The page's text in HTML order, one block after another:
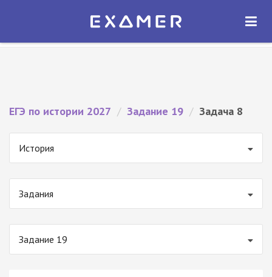
Экзамер — ЕГЭ 2027
ОТКРЫТЬ
ЕГЭ по истории 2027 / Задание 19 / Задача 8
История
Задания
Задание 19